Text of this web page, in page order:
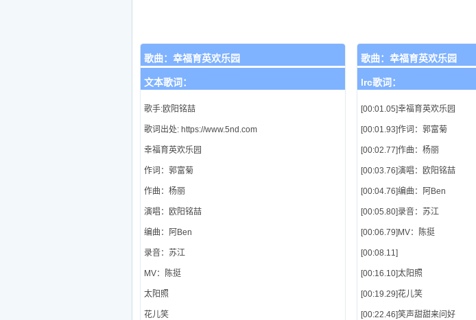
歌曲： 幸福育英欢乐园
文本歌词：
歌手:欧阳铭喆
歌词出处: https://www.5nd.com
幸福育英欢乐园
作词：郭富菊
作曲：杨丽
演唱：欧阳铭喆
编曲：阿Ben
录音：苏江
MV：陈挺
太阳照
花儿笑
歌曲： 幸福育英欢乐园
lrc歌词：
[00:01.05]幸福育英欢乐园
[00:01.93]作词：郭富菊
[00:02.77]作曲：杨丽
[00:03.76]演唱：欧阳铭喆
[00:04.76]编曲：阿Ben
[00:05.80]录音：苏江
[00:06.79]MV：陈挺
[00:08.11]
[00:16.10]太阳照
[00:19.29]花儿笑
[00:22.46]笑声甜甜来问好